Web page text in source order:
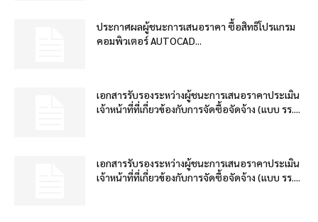
ประกาศผลผู้ชนะการเสนอราคา ซื้อสิทธิโปรแกรม
คอมพิวเตอร์ AUTOCAD...
เอกสารรับรองระหว่างผู้ชนะการเสนอราคาประเมิน
เจ้าหน้าที่ที่เกี่ยวข้องกับการจัดซื้อจัดจ้าง (แบบ รร....
เอกสารรับรองระหว่างผู้ชนะการเสนอราคาประเมิน
เจ้าหน้าที่ที่เกี่ยวข้องกับการจัดซื้อจัดจ้าง (แบบ รร....